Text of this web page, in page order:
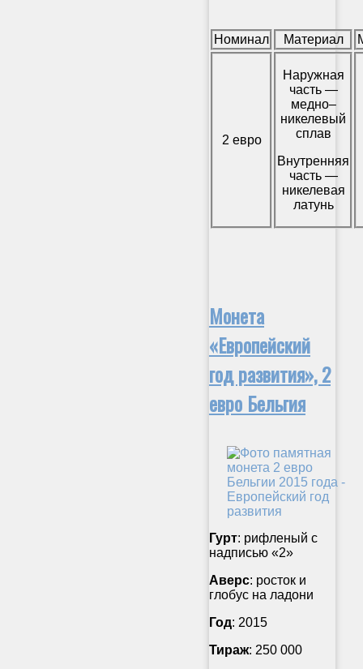
Номинал Материал
2 евро
Наружная
часть —
медно–
никелевый
сплав
Внутренняя
часть —
никелевая
латунь
Монета
«Европейский
год развития», 2
евро Бельгия
Гурт: рифленый с
надписью «2»
Аверс: росток и
глобус на ладони
Год: 2015
Тираж: 250 000